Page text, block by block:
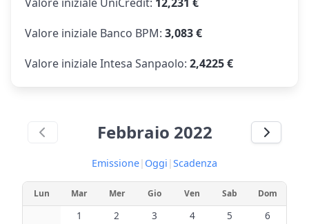
Valore iniziale Banco BPM: 3,083 €
Valore iniziale Intesa Sanpaolo: 2,4225 €
Febbraio 2022
Emissione| Oggi |Scadenza
Lun Mar Mer Gio Ven Sab Dom
1 2 3 4 5 6